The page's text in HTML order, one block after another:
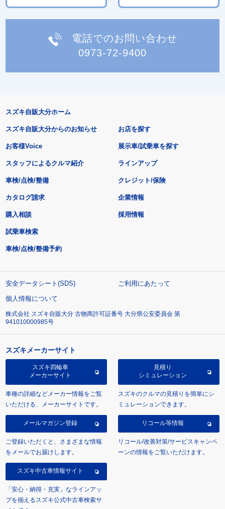
電話でのお問い合わせ
0973-72-9400
スズキ自販大分ホーム
スズキ自販大分からのお知らせ
お客様Voice
スタッフによるクルマ紹介
お店を探す
展示車/試乗車を探す
ラインアップ
車検/点検/整備 クレジット/保険
カタログ請求
購入相談
試乗車検索
車検/点検/整備予約
企業情報
採用情報
安全データシート(SDS)
ご利用にあたって
個人情報について
株式会社 スズキ自販大分 古物商許可証番号 大分県公安委員会 第
941010000985号
スズキメーカーサイト
スズキ四輪車
メーカーサイト
車種の詳細などメーカー情報をご覧
いただける、メーカーサイトです。
見積り
シミュレーション
スズキのクルマの見積りを簡単にシ
ミュレーションできます。
メールマガジン登録
ご登録いただくと、さまざまな情報
をメールでお届けします。
リコール等情報
リコール/改善対策/サービスキャンペ
ーンの情報をご覧いただけます。
スズキ中古車情報サイト
「安心・納得・充実」なラインアッ
プを揃えるスズキ公式中古車検索サ